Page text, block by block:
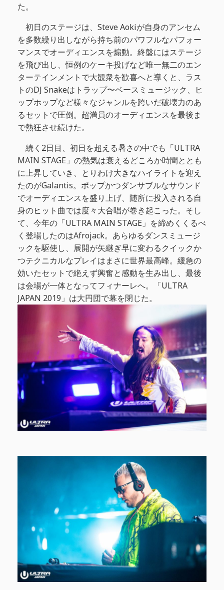
た。
初日のステージは、Steve Aokiが自身のアンセム
を多数繰り出しながら持ち前のパワフルなパフォー
マンスでオーディエンスを煽動。終盤にはステージ
を飛び出し、恒例のケーキ投げなど唯一無二のエン
ターテインメントで大観衆を歓喜へと導くと、ラス
トのDJ Snakeはトラップ〜ベースミュージック、ヒ
ップホップなど様々なジャンルを跨いだ破壊力のあ
るセットで圧倒。超満員のオーディエンスを最後ま
で熱狂させ続けた。
続く2日目、初日を超える暑さの中でも「ULTRA
MAIN STAGE」の熱気は衰えるどころか時間ととも
に上昇していき、とりわけ大きなハイライトを迎え
たのがGalantis。ポップかつダンサブルなサウンド
でオーディエンスを盛り上げ、随所に投入される自
身のヒット曲では度々大合唱が巻き起こった。そし
て、今年の「ULTRA MAIN STAGE」を締めくくるべ
く登場したのはAfrojack。あらゆるダンスミュージ
ックを駆使し、展開が矢継ぎ早に変わるクイックか
つテクニカルなプレイはまさに世界最高峰。緩急の
効いたセットで絶えず興奮と感動を生み出し、最後
は会場が一体となってフィナーレへ。「ULTRA
JAPAN 2019」は大円団で幕を閉じた。